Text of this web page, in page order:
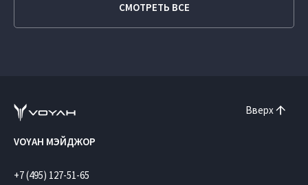
СМОТРЕТЬ ВСЕ
Вверх
VOYAH МЭЙДЖОР
+7 (495) 127-51-65